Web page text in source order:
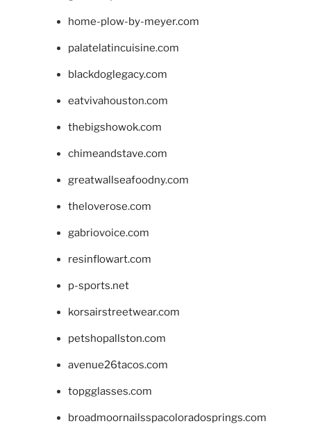
home-plow-by-meyer.com
palatelatincuisine.com
blackdoglegacy.com
eatvivahouston.com
thebigshowok.com
chimeandstave.com
greatwallseafoodny.com
theloverose.com
gabriovoice.com
resinflowart.com
p-sports.net
korsairstreetwear.com
petshopallston.com
avenue26tacos.com
topgglasses.com
broadmoornailsspacoloradosprings.com